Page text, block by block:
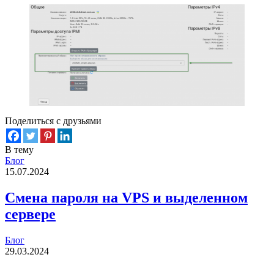
Поделиться с друзьями
В тему
Блог
15.07.2024
Смена пароля на VPS и выделенном
сервере
Блог
29.03.2024